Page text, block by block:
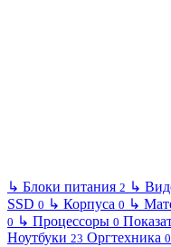
↳ Блоки питания 2 ↳
SSD 0 ↳ Корпуса 0 ↳
0 ↳ Процессоры 0
Ноутбуки 23 Оргтехника 0